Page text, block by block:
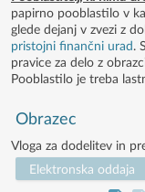
papirno pooblastilo v
glede dejanj v zvezi z
pristojni finančni urad .
pravice za delo z
Pooblastilo je treba
Obrazec
Vloga za dodelitev in
Elektronska oddaja